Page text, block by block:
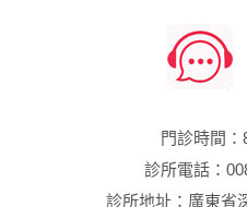
門診時間：
診所電話：
診所地址：廣東省